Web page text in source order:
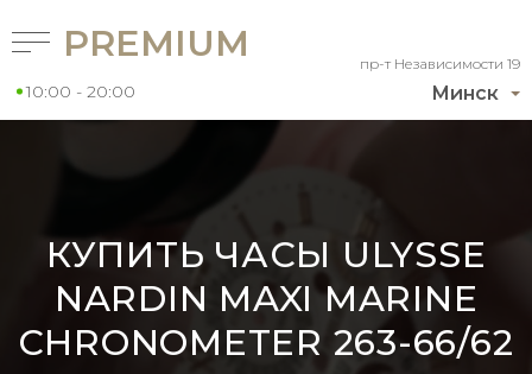
Минск
пр-т Независимости 19
PREMIUM
10:00 - 20:00
КУПИТЬ ЧАСЫ ULYSSE
NARDIN MAXI MARINE
CHRONOMETER 263-66/62